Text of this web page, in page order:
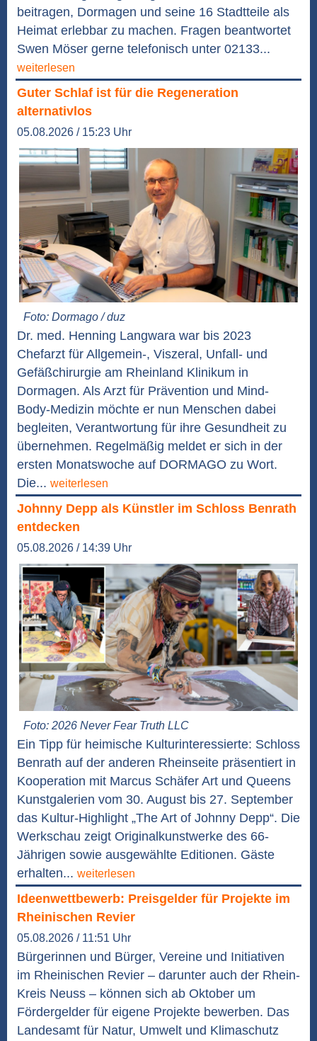
beitragen, Dormagen und seine 16 Stadtteile als
Heimat erlebbar zu machen. Fragen beantwortet
Swen Möser gerne telefonisch unter 02133...
weiterlesen
Guter Schlaf ist für die Regeneration
alternativlos
05.08.2026 / 15:23 Uhr
Foto: Dormago / duz
Dr. med. Henning Langwara war bis 2023
Chefarzt für Allgemein-, Viszeral, Unfall- und
Gefäßchirurgie am Rheinland Klinikum in
Dormagen. Als Arzt für Prävention und Mind-
Body-Medizin möchte er nun Menschen dabei
begleiten, Verantwortung für ihre Gesundheit zu
übernehmen. Regelmäßig meldet er sich in der
ersten Monatswoche auf DORMAGO zu Wort.
Die... weiterlesen
Johnny Depp als Künstler im Schloss Benrath
entdecken
05.08.2026 / 14:39 Uhr
Foto: 2026 Never Fear Truth LLC
Ein Tipp für heimische Kulturinteressierte: Schloss
Benrath auf der anderen Rheinseite präsentiert in
Kooperation mit Marcus Schäfer Art und Queens
Kunstgalerien vom 30. August bis 27. September
das Kultur-Highlight „The Art of Johnny Depp“. Die
Werkschau zeigt Originalkunstwerke des 66-
Jährigen sowie ausgewählte Editionen. Gäste
erhalten... weiterlesen
Ideenwettbewerb: Preisgelder für Projekte im
Rheinischen Revier
05.08.2026 / 11:51 Uhr
Bürgerinnen und Bürger, Vereine und Initiativen
im Rheinischen Revier – darunter auch der Rhein-
Kreis Neuss – können sich ab Oktober um
Fördergelder für eigene Projekte bewerben. Das
Landesamt für Natur, Umwelt und Klimaschutz